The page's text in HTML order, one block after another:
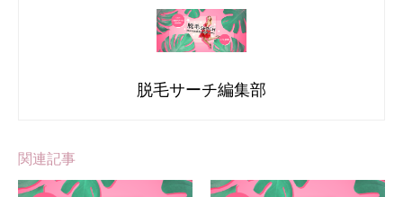
脱毛サーチ編集部
関連記事